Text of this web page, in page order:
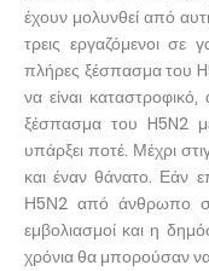
έχουν μολυνθεί από
τρεις εργαζόμενοι σε
πλήρες ξέσπασμα του
να είναι
ξέσπασμα του H5N2
υπάρξει ποτέ. Μέχρι
και έναν θάνατο. Εάν
Η5Ν2 από άνθρωπο
εμβολιασμοί και η
χρόνια θα μπορούσαν